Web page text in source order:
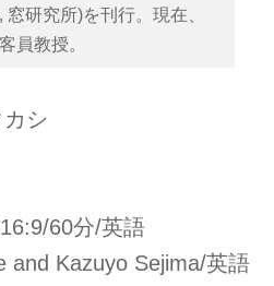
研究所)を刊行。現在、
員教授。
シ
60分/英語
and Kazuyo Sejima/英語